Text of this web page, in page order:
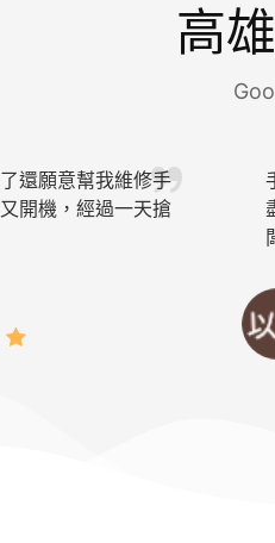
高
還願意幫我維修手
開機，經過一天搶